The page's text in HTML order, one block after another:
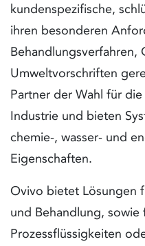
kundenspezifische,
ihren besonderen
Behandlungsverfahren,
Umweltvorschriften
Partner der Wahl für
Industrie und bieten
chemie-, wasser- und
Eigenschaften.
Ovivo bietet Lösungen
und Behandlung,
Prozessflüssigkeiten